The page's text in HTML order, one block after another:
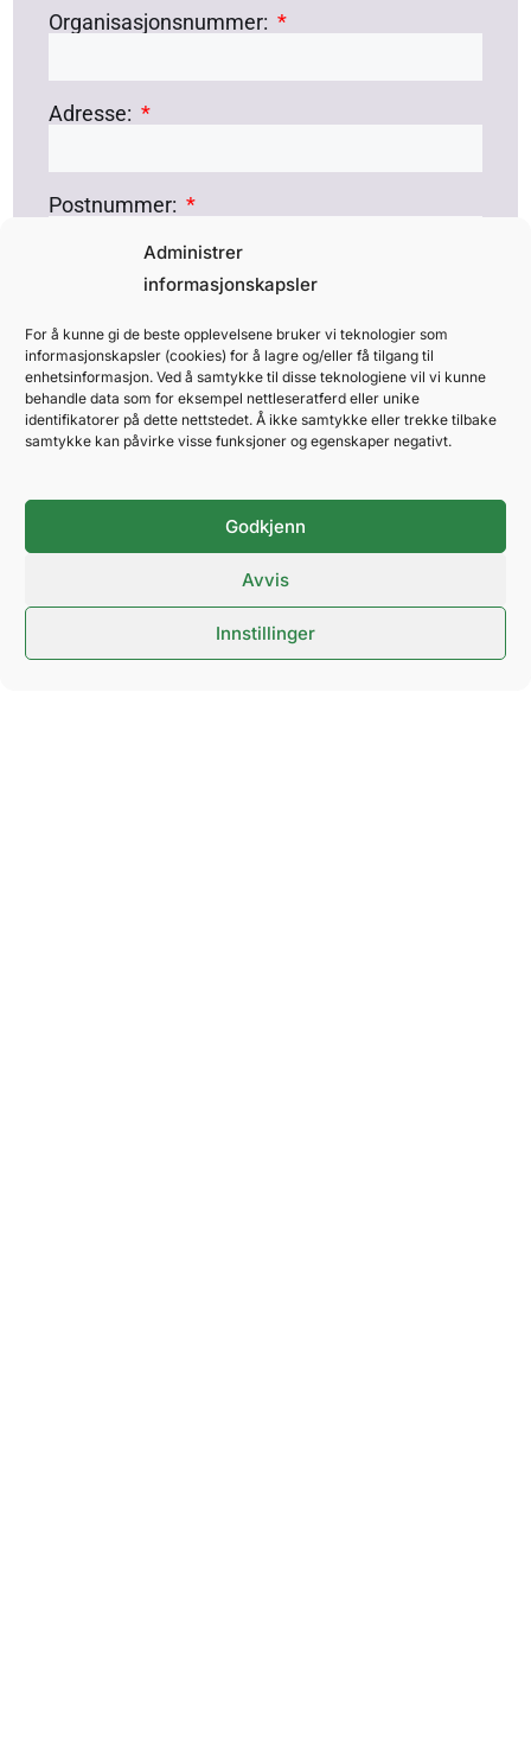
Administrer
informasjonskapsler
For å kunne gi de beste opplevelsene bruker vi teknologier som
informasjonskapsler (cookies) for å lagre og/eller få tilgang til
enhetsinformasjon. Ved å samtykke til disse teknologiene vil vi kunne
behandle data som for eksempel nettleseratferd eller unike
identifikatorer på dette nettstedet. Å ikke samtykke eller trekke tilbake
samtykke kan påvirke visse funksjoner og egenskaper negativt.
Godkjenn
Avvis
Innstillinger
Organisasjonsnummer:
Adresse:
Postnummer:
Betingelser
Les retningslinjer for skjenking av alkohol på
stand før du sender inn skjema.
Jeg har lest og godtar retningslinjene for
skjenking av alkohol på min stand.